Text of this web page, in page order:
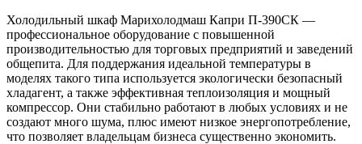
Холодильный шкаф Марихолодмаш Капри П-390СК —
профессиональное оборудование с повышенной
производительностью для торговых предприятий и заведений
общепита. Для поддержания идеальной температуры в
моделях такого типа используется экологически безопасный
хладагент, а также эффективная теплоизоляция и мощный
компрессор. Они стабильно работают в любых условиях и не
создают много шума, плюс имеют низкое энергопотребление,
что позволяет владельцам бизнеса существенно экономить.